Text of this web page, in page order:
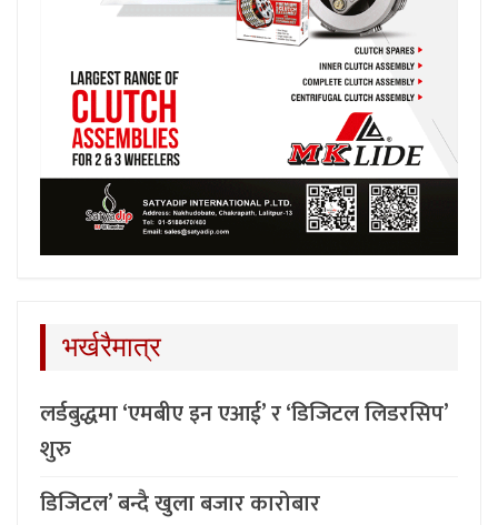
भर्खरैमात्र
लर्डबुद्धमा ‘एमबीए इन एआई’ र ‘डिजिटल लिडरसिप’
शुरु
डिजिटल’ बन्दै खुला बजार कारोबार